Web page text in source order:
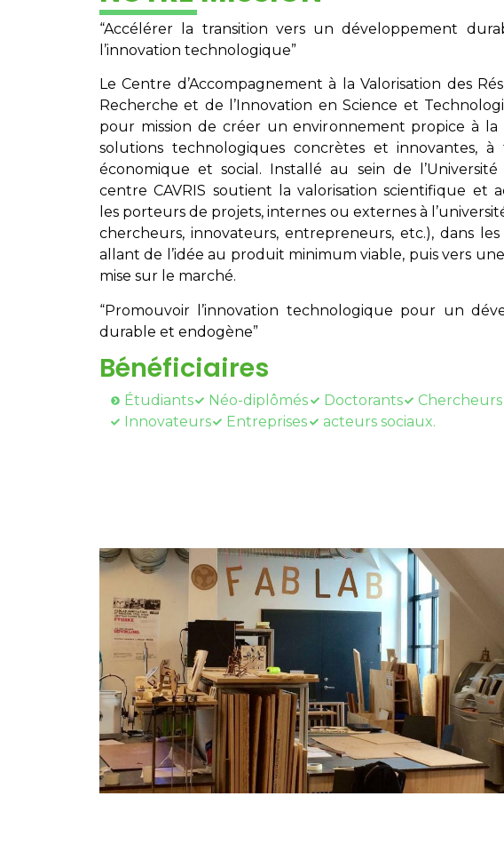
“Accélérer la transition vers un développement
l’innovation technologique”
Le Centre d’Accompagnement à la Valorisation des
Recherche et de l’Innovation en Science et
pour mission de créer un environnement propice à la
solutions technologiques concrètes et innovantes,
économique et social. Installé au sein de
centre CAVRIS soutient la valorisation scientifique et
les porteurs de projets, internes ou externes à
chercheurs, innovateurs, entrepreneurs, etc.), dans
allant de l’idée au produit minimum viable, puis vers
mise sur le marché.
“Promouvoir l’innovation technologique pour un
durable et endogène”
Bénéficiaires
Étudiants Néo-diplômés Doctorants
Chercheurs
Innovateurs
Entreprises acteurs sociaux.